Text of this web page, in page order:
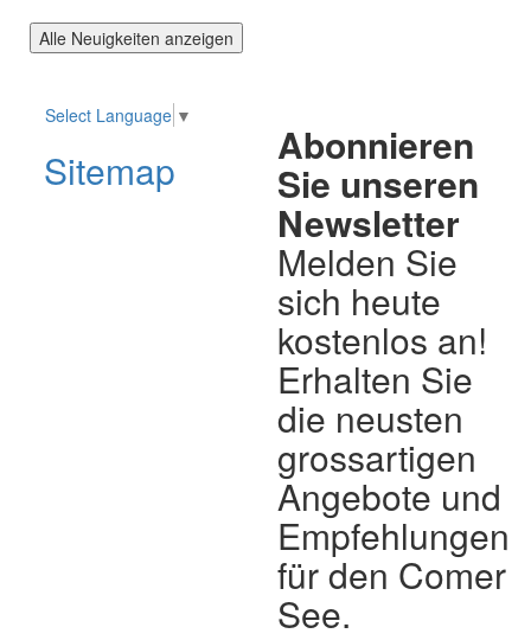
Alle Neuigkeiten anzeigen
Select Language ▼
Sitemap
Abonnieren
Sie unseren
Newsletter
Melden Sie
sich heute
kostenlos an!
Erhalten Sie
die neusten
grossartigen
Angebote und
Empfehlungen
für den Comer
See.